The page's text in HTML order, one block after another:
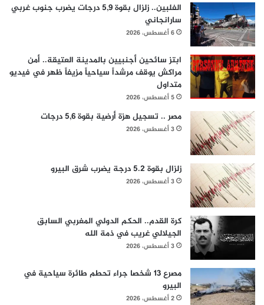
الفلبين.. زلزال بقوة 5,9 درجات يضرب جنوب غربي
سارانجاني
6 أغسطس، 2026
ابتز سائحين أجنبيين بالمدينة العتيقة.. أمن
مراكش يوقف مرشداً سياحياً مزيفاً ظهر في فيديو
متداول
5 أغسطس، 2026
مصر .. تسجيل هزة أرضية بقوة 5,6 درجات
3 أغسطس، 2026
زلزال بقوة 5.2 درجة يضرب شرق البيرو
3 أغسطس، 2026
كرة القدم.. الحكم الدولي المغربي السابق
الجيلالي غريب في ذمة الله
3 أغسطس، 2026
مصرع 13 شخصا جراء تحطم طائرة سياحية في
البيرو
2 أغسطس، 2026